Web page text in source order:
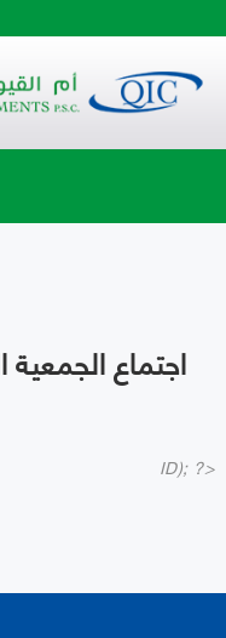
اجتماع
ID); ?>